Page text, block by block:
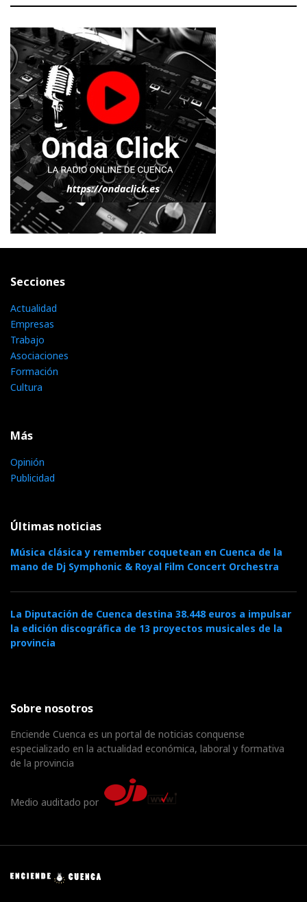
Secciones
Actualidad
Empresas
Trabajo
Asociaciones
Formación
Cultura
Más
Opinión
Publicidad
Últimas noticias
Música clásica y remember coquetean en Cuenca de la
mano de Dj Symphonic & Royal Film Concert Orchestra
La Diputación de Cuenca destina 38.448 euros a impulsar
la edición discográfica de 13 proyectos musicales de la
provincia
Sobre nosotros
Enciende Cuenca es un portal de noticias conquense
especializado en la actualidad económica, laboral y formativa
de la provincia
Medio auditado por